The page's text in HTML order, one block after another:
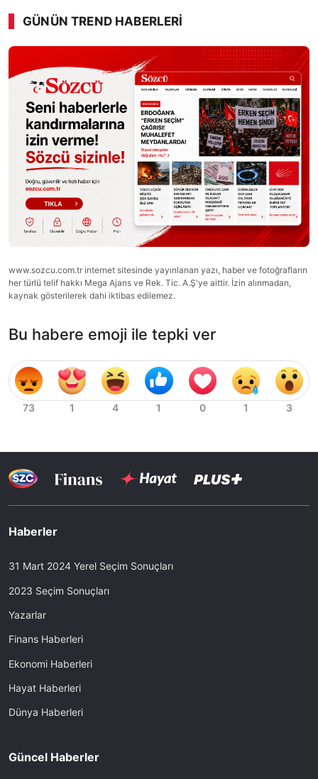
GÜNÜN TREND HABERLERI
www.sozcu.com.tr internet sitesinde yayınlanan yazı, haber ve fotoğrafların
her türlü telif hakkı Mega Ajans ve Rek. Tic. A.Ş'ye aittir. İzin alınmadan,
kaynak gösterilerek dahi iktibas edilemez.
Bu habere emoji ile tepki ver
Haberler
31 Mart 2024 Yerel Seçim Sonuçları
2023 Seçim Sonuçları
Yazarlar
Finans Haberleri
Ekonomi Haberleri
Hayat Haberleri
Dünya Haberleri
Güncel Haberler